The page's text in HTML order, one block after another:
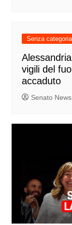
Senza categoria
vigili del
accaduto
Senato News